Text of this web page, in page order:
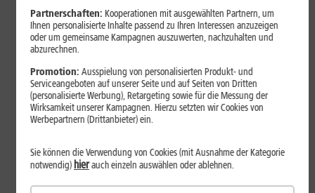
Fold8 setzt andere Schwerpunkte als sein Vorgänger. Wir
zeigen, was Samsung verändert hat, welche Neuerungen im
Alltag zählen und wo das Fold7 Vorteile behält.
Mehr erfahren
Partnerschaften: Kooperationen mit ausgewählten Partnern, um
Ihnen personalisierte Inhalte passend zu Ihren Interessen anzuzeigen
oder um gemeinsame Kampagnen auszuwerten, nachzuhalten und
abzurechnen.
Promotion: Ausspielung von personalisierten Produkt- und
Serviceangeboten auf unserer Seite und auf Seiten von Dritten
(personalisierte Werbung), Retargeting sowie für die Messung der
Wirksamkeit unserer Kampagnen. Hierzu setzten wir Cookies von
Werbepartnern (Drittanbieter) ein.
Sie können die Verwendung von Cookies (mit Ausnahme der Kategorie
notwendig) hierauch einzeln auswählen oder ablehnen.